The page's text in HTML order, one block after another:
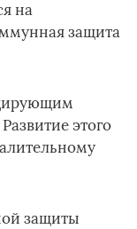
на
защита
этого
защиты